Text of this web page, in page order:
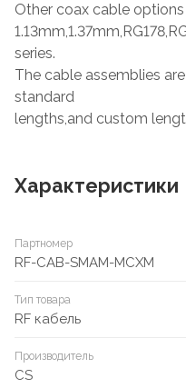
Other coax cable
series.
The cable assemblies
standard
lengths,and custom
Характеристики
Партномер
RF-CAB-SMAM-MCXM
Тип товара
RF кабель
Производитель
CS